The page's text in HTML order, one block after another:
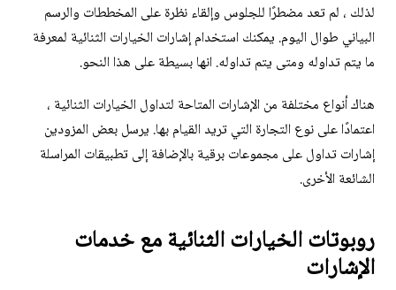
لذلك ، لم تعد مضطرًا للجلوس وإلقاء نظرة على المخططات والرسم
البياني طوال اليوم. يمكنك استخدام إشارات الخيارات الثنائية لمعرفة
ما يتم تداوله ومتى يتم تداوله. انها بسيطة على هذا النحو.
هناك أنواع مختلفة من الإشارات المتاحة لتداول الخيارات الثنائية ،
اعتمادًا على نوع التجارة التي تريد القيام بها. يرسل بعض المزودين
إشارات تداول على مجموعات برقية بالإضافة إلى تطبيقات المراسلة
الشائعة الأخرى.
روبوتات الخيارات الثنائية مع خدمات
الإشارات